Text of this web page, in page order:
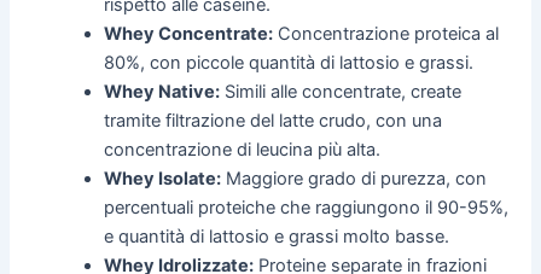
rispetto alle caseine.
Whey Concentrate: Concentrazione proteica al
80%, con piccole quantità di lattosio e grassi.
Whey Native: Simili alle concentrate, create
tramite filtrazione del latte crudo, con una
concentrazione di leucina più alta.
Whey Isolate: Maggiore grado di purezza, con
percentuali proteiche che raggiungono il 90-95%,
e quantità di lattosio e grassi molto basse.
Whey Idrolizzate: Proteine separate in frazioni